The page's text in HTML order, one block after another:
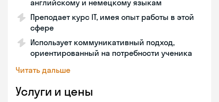
английскому и немецкому языкам
Преподает курс IT, имея опыт работы в этой
сфере
Использует коммуникативный подход,
ориентированный на потребности ученика
Читать дальше
Услуги и цены